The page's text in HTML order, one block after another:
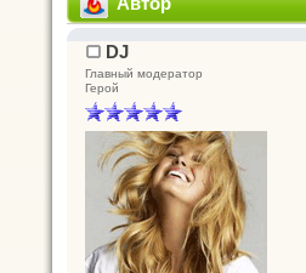
DJ
Главный модератор
Герой